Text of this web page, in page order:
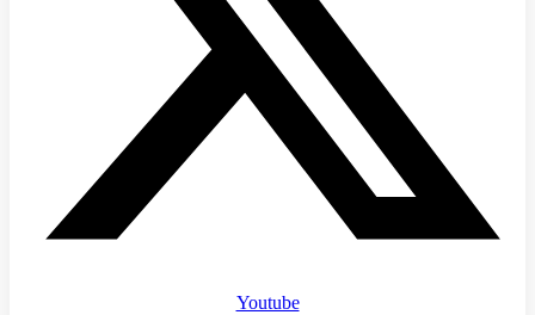
Youtube